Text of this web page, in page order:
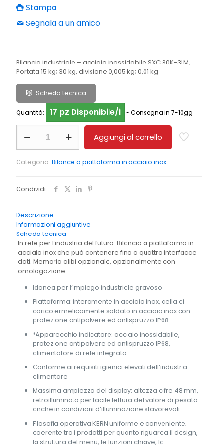
Stampa
Segnala a un amico
Bilancia industriale – acciaio inossidabile SXC 30K-3LM,
Portata 15 kg; 30 kg, divisione 0,005 kg; 0,01 kg
Scheda tecnica
Quantità: 17 pz Disponibile/i - Consegna in 7-10gg
Line
Bilanca
piattaforma
acciaio
inossidabile
SXC
30K-
3LM
quantità
Aggiungi al carrello
Categoria: Bilance a piattaforma in acciaio inox
Condividi
Descrizione
Informazioni aggiuntive
Scheda tecnica
In rete per l‘industria del futuro: Bilancia a piattaforma in
acciaio inox che può contenere fino a quattro interfacce
dati. Memoria alibi opzionale, opzionalmente con
omologazione
Idonea per l‘impiego industriale gravoso
Piattaforma: interamente in acciaio inox, cella di
carico ermeticamente saldato in acciaio inox con
protezione antipolvere ed antispruzzo IP68
*Apparecchio indicatore: acciaio inossidabile,
protezione antipolvere ed antispruzzo IP68,
alimentatore di rete integrato
Conforme ai requisiti igienici elevati dell‘industria
alimentare
Massima ampiezza del display: altezza cifre 48 mm,
retroilluminato per facile lettura del valore di pesata
anche in condizioni d‘illuminazione sfavorevoli
Filosofia operativa KERN uniforme e conveniente,
coerente tra i prodotti per quanto riguarda il design,
la struttura del menu, le funzioni chiave, la